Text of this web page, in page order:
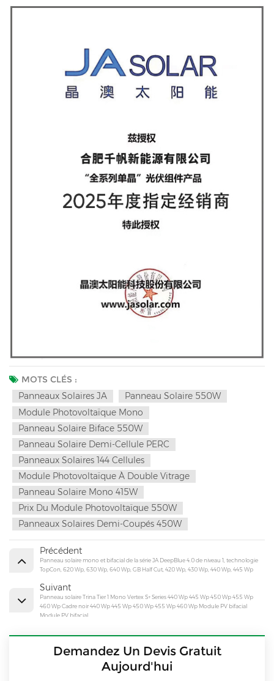
MOTS CLÉS :
Panneaux Solaires JA
Panneau Solaire 550W
Module Photovoltaïque Mono
Panneau Solaire Biface 550W
Panneau Solaire Demi-Cellule PERC
Panneaux Solaires 144 Cellules
Module Photovoltaïque À Double Vitrage
Panneau Solaire Mono 415W
Prix Du Module Photovoltaïque 550W
Panneaux Solaires Demi-Coupés 450W
Précédent
Panneau solaire mono et bifacial de la série JA DeepBlue 4.0 de niveau 1, technologie
TopCon, 620 Wp, 630 Wp, 640 Wp, GB Half Cut, 420 Wp, 430 Wp, 440 Wp, 445 Wp
Suivant
Panneau solaire Trina Tier 1 Mono Vertex S+ Series 440 Wp 445 Wp 450 Wp 455 Wp
460 Wp Cadre noir 440 Wp 445 Wp 450 Wp 455 Wp 460 Wp Module PV bifacial
Module PV bifacial
Demandez Un Devis Gratuit
Aujourd'hui